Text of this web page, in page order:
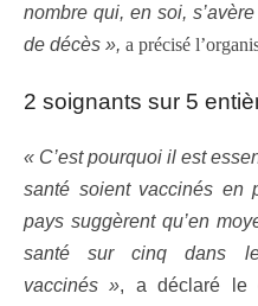
nombre qui, en soi,
de décès », a précisé
2 soignants sur 5
« C’est pourquoi il est
santé soient vaccinés en
pays suggèrent qu’en
santé sur cinq dans
vaccinés », a déclaré le